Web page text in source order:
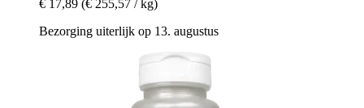
€ 17,89 (€ 255,57 / kg)
Bezorging uiterlijk op 13. augustus